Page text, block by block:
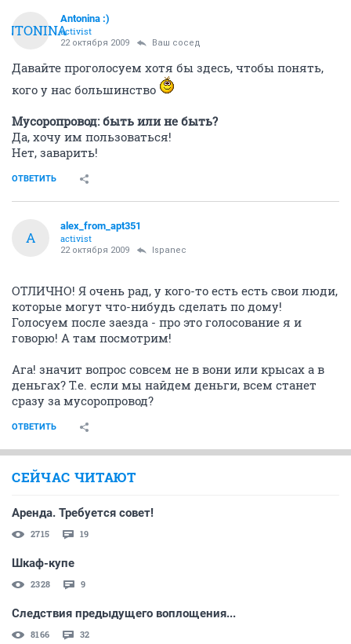
Antonina :)
activist
22 октября 2009 Ваш сосед
Давайте проголосуем хотя бы здесь, чтобы понять,
кого у нас большинство
Мусоропровод: быть или не быть?
Да, хочу им пользоваться!
Нет, заварить!
ОТВЕТИТЬ
A
alex_from_apt351
activist
22 октября 2009 Ispanec
ОТЛИЧНО! Я очень рад, у кого-то есть есть свои люди,
которые могут что-нибудь сделать по дому!
Голосуем после заезда - про это голосование я и
говорю! А там посмотрим!
Ага! значит вопрос совсем не в вони или крысах а в
деньгах? Т.е. если мы найдем деньги, всем станет
сразу за мусоропровод?
ОТВЕТИТЬ
СЕЙЧАС ЧИТАЮТ
Аренда. Требуется совет!
2715 19
Шкаф-купе
2328 9
Следствия предыдущего воплощения...
8166 32